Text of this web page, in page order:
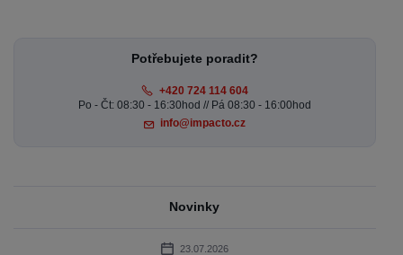
Potřebujete poradit?
+420 724 114 604
Po - Čt: 08:30 - 16:30hod // Pá 08:30 - 16:00hod
info@impacto.cz
Novinky
23.07.2026